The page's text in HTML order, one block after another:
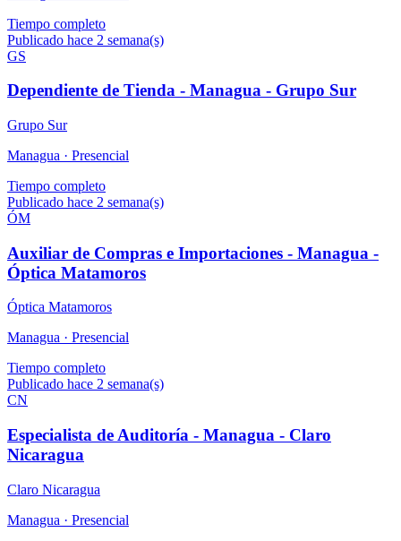
Tiempo completo
Publicado hace 2 semana(s)
GS
Dependiente de Tienda - Managua - Grupo Sur
Grupo Sur
Managua · Presencial
Tiempo completo
Publicado hace 2 semana(s)
ÓM
Auxiliar de Compras e Importaciones - Managua -
Óptica Matamoros
Óptica Matamoros
Managua · Presencial
Tiempo completo
Publicado hace 2 semana(s)
CN
Especialista de Auditoría - Managua - Claro
Nicaragua
Claro Nicaragua
Managua · Presencial